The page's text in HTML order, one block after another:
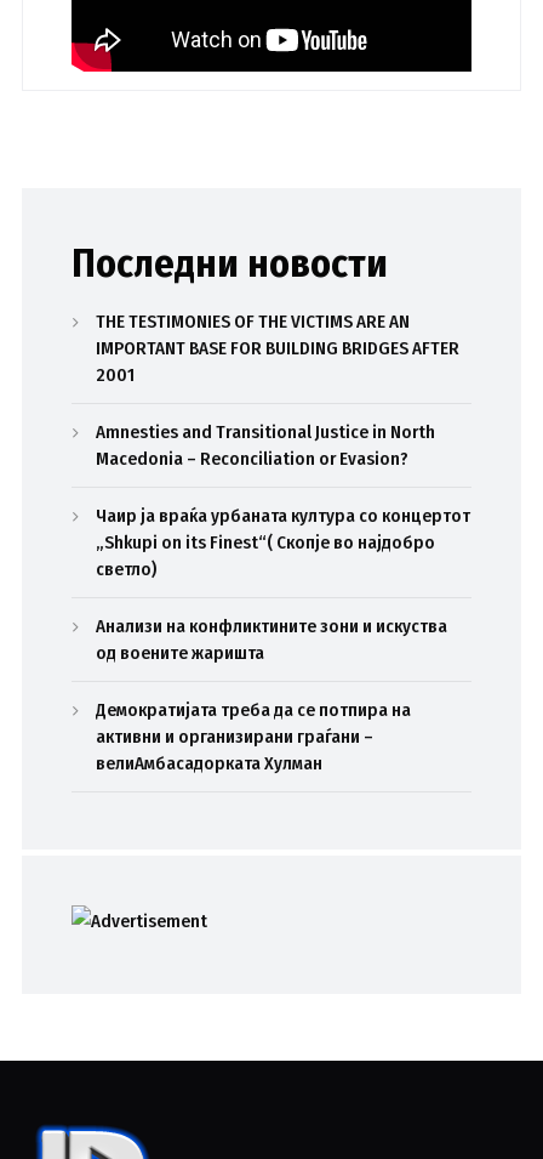
Последни новости
THE TESTIMONIES OF THE VICTIMS ARE AN
IMPORTANT BASE FOR BUILDING BRIDGES AFTER
2001
Amnesties and Transitional Justice in North
Macedonia – Reconciliation or Evasion?
Чаир ја враќа урбаната култура со концертот
„Shkupi on its Finest“( Скопје во најдобро
светло)
Анализи на конфликтините зони и искуства
од воените жаришта
Демократијата треба да се потпира на
активни и организирани граѓани –
велиАмбасадорката Хулман